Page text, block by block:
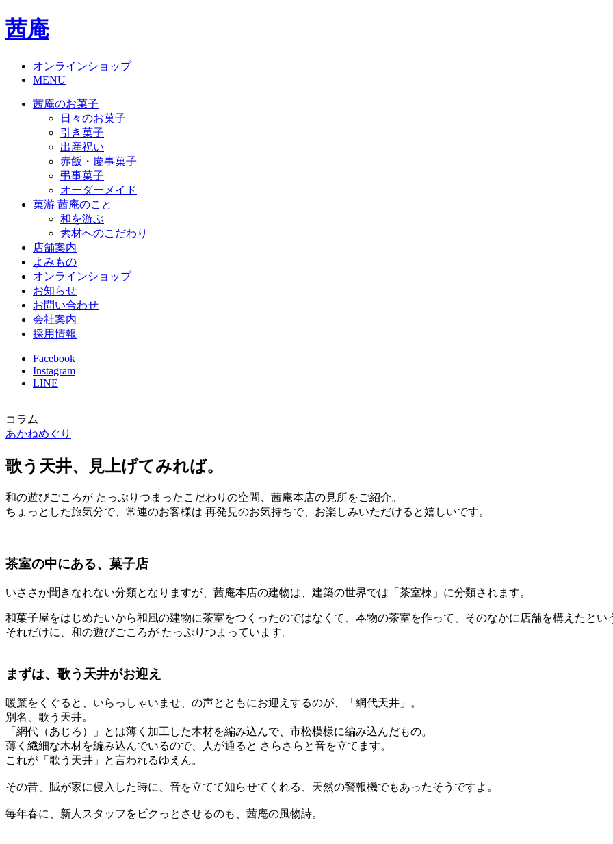
茜庵
オンラインショップ
MENU
茜庵のお菓子
日々のお菓子
引き菓子
出産祝い
赤飯・慶事菓子
弔事菓子
オーダーメイド
菓游 茜庵のこと
和を游ぶ
素材へのこだわり
店舗案内
よみもの
オンラインショップ
お知らせ
お問い合わせ
会社案内
採用情報
Facebook
Instagram
LINE
コラム
あかねめぐり
歌う天井、見上げてみれば。
和の遊びごころが たっぷりつまったこだわりの空間、茜庵本店の見所をご紹介。
ちょっとした旅気分で、常連のお客様は 再発見のお気持ちで、お楽しみいただけると嬉しいです。
茶室の中にある、菓子店
いささか聞きなれない分類となりますが、茜庵本店の建物は、建築の世界では「茶室棟」に分類されます。
和菓子屋をはじめたいから和風の建物に茶室をつくったのではなくて、本物の茶室を作って、そのなかに店舗を構えたとい
それだけに、和の遊びごころが たっぷりつまっています。
まずは、歌う天井がお迎え
暖簾をくぐると、いらっしゃいませ、の声とともにお迎えするのが、「網代天井」。
別名、歌う天井。
「網代（あじろ）」とは薄く加工した木材を編み込んで、市松模様に編み込んだもの。
薄く繊細な木材を編み込んでいるので、人が通ると さらさらと音を立てます。
これが「歌う天井」と言われるゆえん。
その昔、賊が家に侵入した時に、音を立てて知らせてくれる、天然の警報機でもあったそうですよ。
毎年春に、新人スタッフをビクっとさせるのも、茜庵の風物詩。